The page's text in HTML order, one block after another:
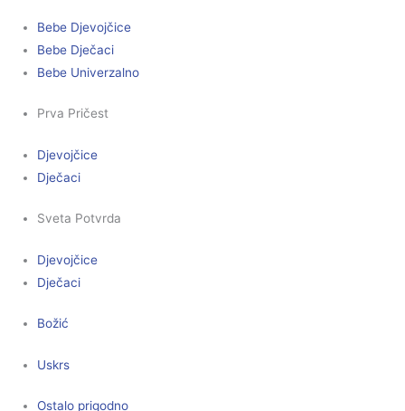
Bebe Djevojčice
Bebe Dječaci
Bebe Univerzalno
Prva Pričest
Djevojčice
Dječaci
Sveta Potvrda
Djevojčice
Dječaci
Božić
Uskrs
Ostalo prigodno